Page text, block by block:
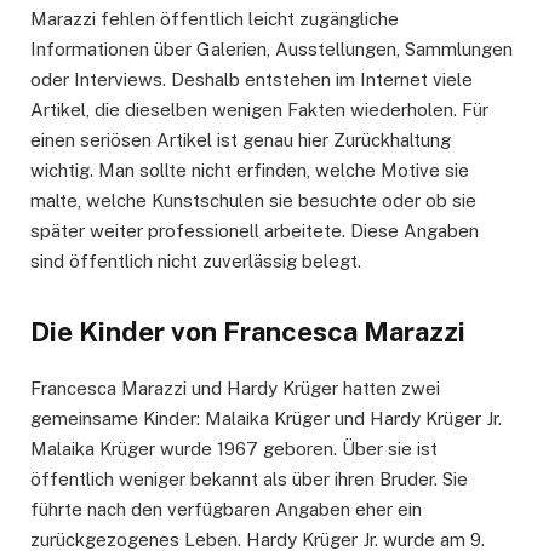
Marazzi fehlen öffentlich leicht zugängliche
Informationen über Galerien, Ausstellungen, Sammlungen
oder Interviews. Deshalb entstehen im Internet viele
Artikel, die dieselben wenigen Fakten wiederholen. Für
einen seriösen Artikel ist genau hier Zurückhaltung
wichtig. Man sollte nicht erfinden, welche Motive sie
malte, welche Kunstschulen sie besuchte oder ob sie
später weiter professionell arbeitete. Diese Angaben
sind öffentlich nicht zuverlässig belegt.
Die Kinder von Francesca Marazzi
Francesca Marazzi und Hardy Krüger hatten zwei
gemeinsame Kinder: Malaika Krüger und Hardy Krüger Jr.
Malaika Krüger wurde 1967 geboren. Über sie ist
öffentlich weniger bekannt als über ihren Bruder. Sie
führte nach den verfügbaren Angaben eher ein
zurückgezogenes Leben. Hardy Krüger Jr. wurde am 9.